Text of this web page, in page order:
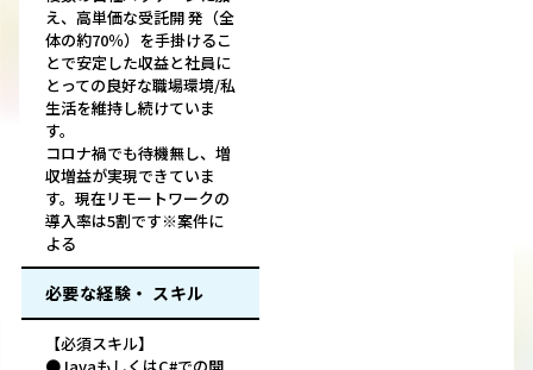
え、高単価な受託開 発（全
体の約70％）を手掛けるこ
とで安定した収益と社員に
とっての良好な職場環境/私
生活を維持し続けていま
す。
コロナ禍でも待機無し、増
収増益が実現できていま
す。現在リモートワークの
導入率は5割です※案件に
よる
必要な経験・ スキル
【必須スキル】